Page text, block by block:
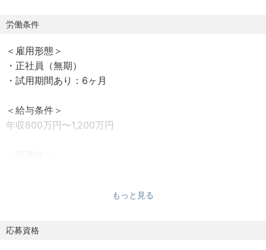
・組織構築とマネジメント
現地チームや関係者との連携体制の整備
・ステークホルダーマネジメント
海外政府機関、農業関連機関、規制当局との関係構築
・財務および収益管理
海外事業のP/L管理および収益性向上の実現
・中国
労働条件
＜雇用形態＞
・正社員（無期）
・試用期間あり：6ヶ月
＜給与条件＞
年収800万円〜1,200万円
外出張となる時期も想定）
＜休日・休暇＞
もっと見る
応募資格